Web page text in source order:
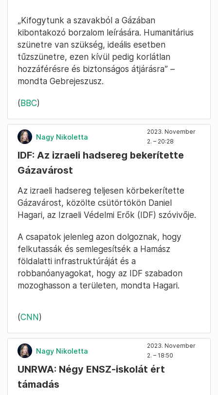
„Kifogytunk a szavakból a Gázában
kibontakozó borzalom leírására. Humanitárius
szünetre van szükség, ideális esetben
tűzszünetre, ezen kívül pedig korlátlan
hozzáférésre és biztonságos átjárásra” –
mondta Gebrejeszusz.
(BBC)
Nagy Nikoletta
2023. November
2. – 20:28
IDF: Az izraeli hadsereg bekerítette
Gázavárost
Az izraeli hadsereg teljesen körbekerítette
Gázavárost, közölte csütörtökön Daniel
Hagari, az Izraeli Védelmi Erők (IDF) szóvivője.
A csapatok jelenleg azon dolgoznak, hogy
felkutassák és semlegesítsék a Hamász
földalatti infrastruktúráját és a
robbanóanyagokat, hogy az IDF szabadon
mozoghasson a területen, mondta Hagari.
(CNN)
Nagy Nikoletta
2023. November
2. – 18:50
UNRWA: Négy ENSZ-iskolát ért
támadás